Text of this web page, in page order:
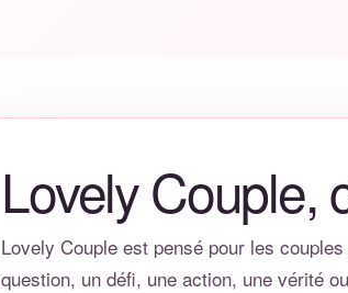
Lovely Couple,
Lovely Couple est pensé pour les
question, un défi, une action, une vérité